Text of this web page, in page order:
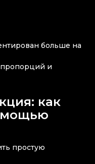
больше на
пропорций и
как
простую